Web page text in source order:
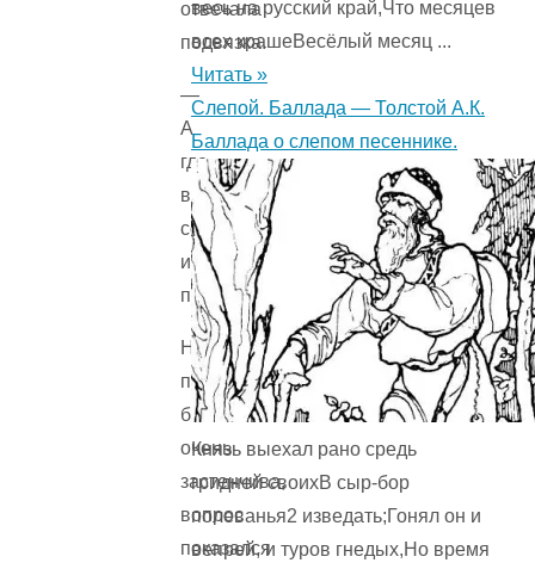
отвечала
подвязка.
—
А
где
вы,
собственно,
изволите
пребывать?
Но
подвязка
была
очень
застенчива,
вопрос
показался
весь на русский край,Что месяцев
всех крашеВесёлый месяц ...
Читать »
Слепой. Баллада — Толстой А.К.
Баллада о слепом песеннике.
Князь выехал рано средь
гридней своихВ сыр-бор
полеванья2 изведать;Гонял он и
вепрей, и туров гнедых,Но время